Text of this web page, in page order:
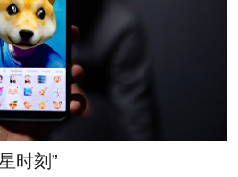
始
始
一
单
Cook mentioned it, and
how he rank-ordered
them.
"We are innovating at
an incredible pace,"
时刻”